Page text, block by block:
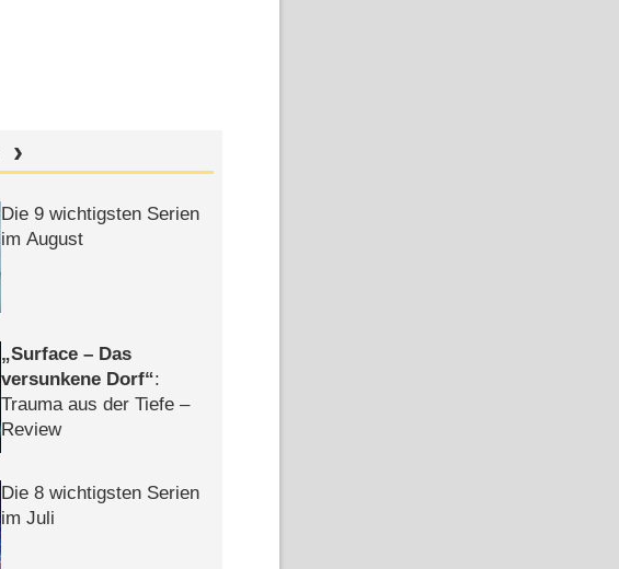
Die 9 wichtigsten Serien
im August
Surface – Das
versunkene Dorf :
Trauma aus der Tiefe –
Review
Die 8 wichtigsten Serien
im Juli